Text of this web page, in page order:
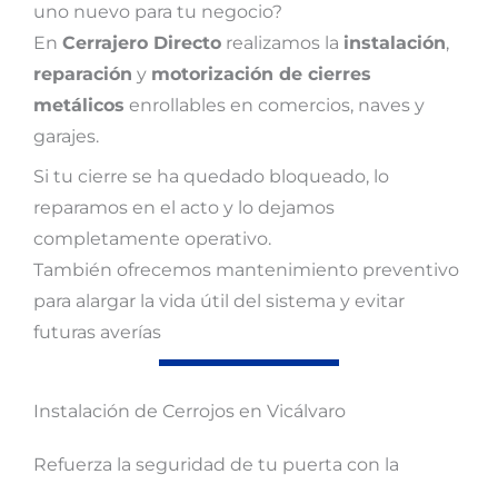
uno nuevo para tu negocio?
En Cerrajero Directo realizamos la instalación,
reparación y motorización de cierres
metálicos enrollables en comercios, naves y
garajes.
Si tu cierre se ha quedado bloqueado, lo
reparamos en el acto y lo dejamos
completamente operativo.
También ofrecemos mantenimiento preventivo
para alargar la vida útil del sistema y evitar
futuras averías
Instalación de Cerrojos en Vicálvaro
Refuerza la seguridad de tu puerta con la